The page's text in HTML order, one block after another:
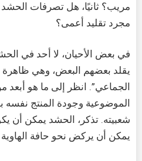
مريب؟ ثانيًا، هل تصرفات
مجرد تقليد أعمى؟
في بعض الأحيان، لا أحد في
يقلد بعضهم البعض، وهي ظاهرة
الجماعي”. انظر إلى ما هو أبعد
الموضوعية وجودة المنتج نفسه
شعبيته. تذكر، الحشد يمكن أن
يمكن أن يركض نحو حافة